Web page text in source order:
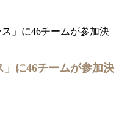
」に46チームが参加決
」に46チームが参加決